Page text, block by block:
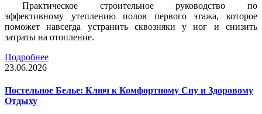
Практическое строительное руководство по
эффективному утеплению полов первого этажа, которое
поможет навсегда устранить сквозняки у ног и снизить
затраты на отопление.
Подробнее
23.06.2026
Постельное Белье: Ключ к Комфортному Сну и Здоровому
Отдыху